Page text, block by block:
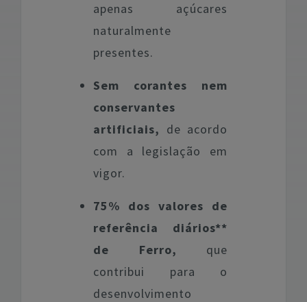
apenas açúcares
naturalmente
presentes.
Sem corantes nem
conservantes
artificiais, de acordo
com a legislação em
vigor.
75% dos valores de
referência diários**
de Ferro, que
contribui para o
desenvolvimento